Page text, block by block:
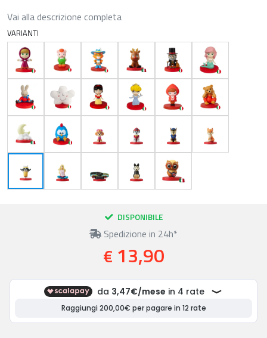
Vai alla descrizione completa
VARIANTI
DISPONIBILE
Spedizione in 24h*
€ 13,90